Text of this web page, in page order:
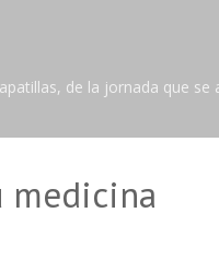
de la jornada que se
medicina